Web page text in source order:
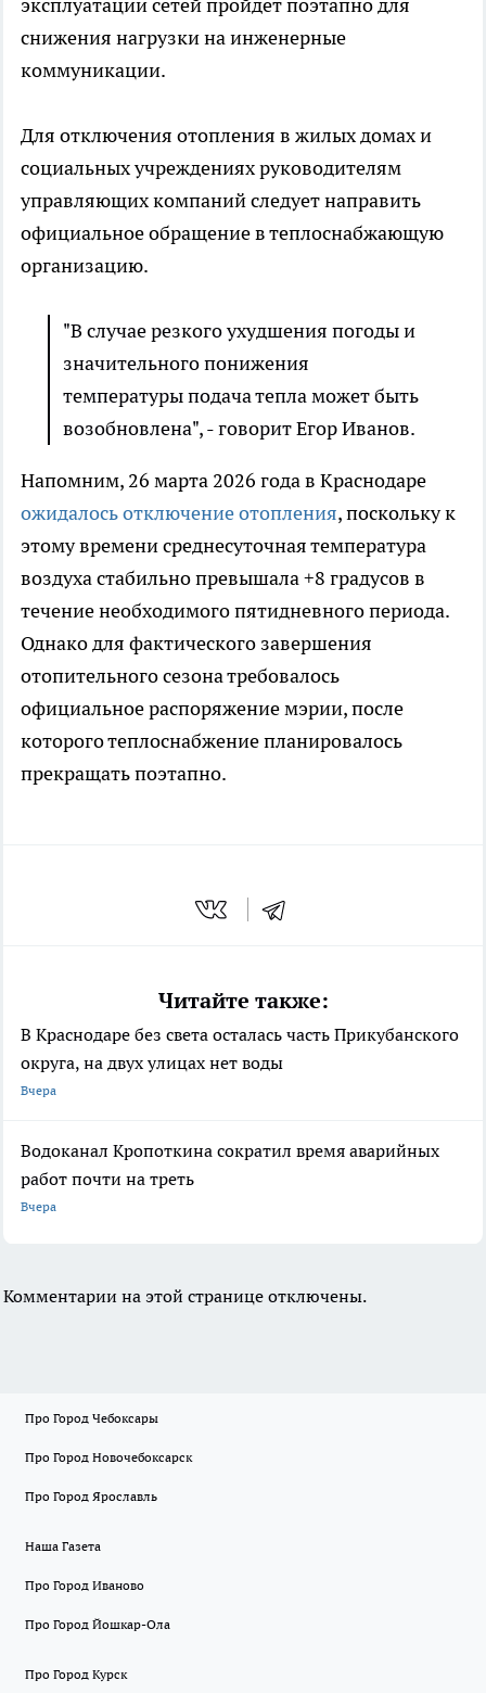
эксплуатации сетей пройдет поэтапно для
снижения нагрузки на инженерные
коммуникации.
Для отключения отопления в жилых домах и
социальных учреждениях руководителям
управляющих компаний следует направить
официальное обращение в теплоснабжающую
организацию.
"В случае резкого ухудшения погоды и
значительного понижения
температуры подача тепла может быть
возобновлена", - говорит Егор Иванов.
Напомним, 26 марта 2026 года в Краснодаре
ожидалось отключение отопления, поскольку к
этому времени среднесуточная температура
воздуха стабильно превышала +8 градусов в
течение необходимого пятидневного периода.
Однако для фактического завершения
отопительного сезона требовалось
официальное распоряжение мэрии, после
которого теплоснабжение планировалось
прекращать поэтапно.
Читайте также:
В Краснодаре без света осталась часть Прикубанского
округа, на двух улицах нет воды
Вчера
Водоканал Кропоткина сократил время аварийных
работ почти на треть
Вчера
Комментарии на этой странице отключены.
Про Город Чебоксары
Про Город Новочебоксарск
Про Город Ярославль
Наша Газета
Про Город Иваново
Про Город Йошкар-Ола
Про Город Курск